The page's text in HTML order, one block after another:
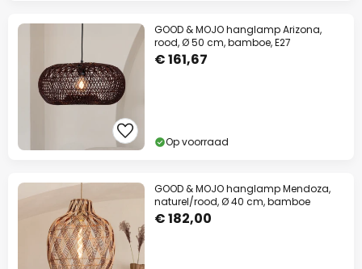
GOOD & MOJO hanglamp Arizona,
rood, Ø 50 cm, bamboe, E27
€ 161,67
Op voorraad
GOOD & MOJO hanglamp Mendoza,
naturel/rood, Ø 40 cm, bamboe
€ 182,00